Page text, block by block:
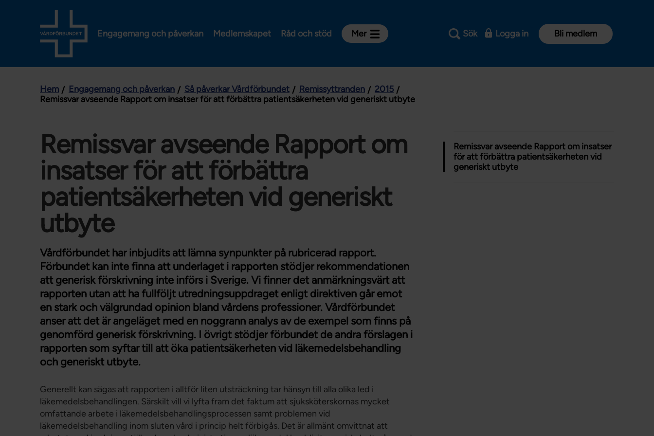
Engagemang och påverkan Medlemskapet Råd och stöd Mer
Om Vårdförbundet
För dig som är:
Sjuksköterska
Barnmorska
Röntgensjuksköterska
Biomedicinsk analytiker
Chef
Sök Logga in Bli medlem
Hem Engagemang och påverkan Så påverkar Vårdförbundet Remissyttranden
2015
Remissvar avseende Rapport om insatser för att förbättra patientsäkerheten vid generiskt utbyte
Remissvar avseende Rapport om insatser
för att förbättra patientsäkerheten vid
generiskt utbyte
Remissvar avseende Rapport om
insatser för att förbättra
patientsäkerheten vid generiskt
utbyte
Vårdförbundet har inbjudits att lämna synpunkter på rubricerad rapport.
Förbundet kan inte finna att underlaget i rapporten stödjer rekommendationen
att generisk förskrivning inte införs i Sverige. Vi finner det anmärkningsvärt att
rapporten utan att ha fullföljt utredningsuppdraget enligt direktiven går emot
en stark och välgrundad opinion bland vårdens professioner. Vårdförbundet
anser att det är angeläget med en noggrann analys av de exempel som finns på
genomförd generisk förskrivning. I övrigt stödjer förbundet de andra förslagen i
rapporten som syftar till att öka patientsäkerheten vid läkemedelsbehandling
och generiskt utbyte.
Generellt kan sägas att rapporten i alltför liten utsträckning tar hänsyn till alla olika led i
läkemedelsbehandlingen. Särskilt vill vi lyfta fram det faktum att sjuksköterskornas mycket
omfattande arbete i läkemedelsbehandlingsprocessen samt problemen vid
läkemedelsbehandling inom sluten vård i princip helt förbigås. Det är allmänt omvittnat att